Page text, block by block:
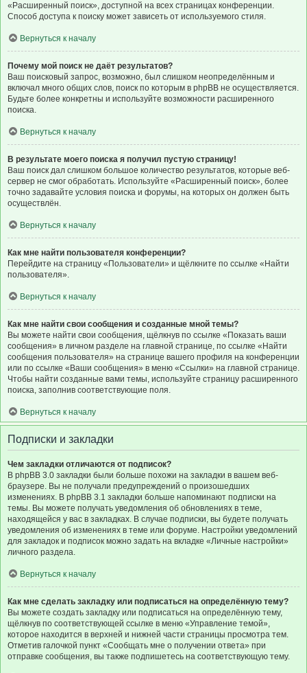
«Расширенный поиск», доступной на всех страницах конференции.
Способ доступа к поиску может зависеть от используемого стиля.
Вернуться к началу
Почему мой поиск не даёт результатов?
Ваш поисковый запрос, возможно, был слишком неопределённым и
включал много общих слов, поиск по которым в phpBB не осуществляется.
Будьте более конкретны и используйте возможности расширенного
поиска.
Вернуться к началу
В результате моего поиска я получил пустую страницу!
Ваш поиск дал слишком большое количество результатов, которые веб-
сервер не смог обработать. Используйте «Расширенный поиск», более
точно задавайте условия поиска и форумы, на которых он должен быть
осуществлён.
Вернуться к началу
Как мне найти пользователя конференции?
Перейдите на страницу «Пользователи» и щёлкните по ссылке «Найти
пользователя».
Вернуться к началу
Как мне найти свои сообщения и созданные мной темы?
Вы можете найти свои сообщения, щёлкнув по ссылке «Показать ваши
сообщения» в личном разделе на главной странице, по ссылке «Найти
сообщения пользователя» на странице вашего профиля на конференции
или по ссылке «Ваши сообщения» в меню «Ссылки» на главной странице.
Чтобы найти созданные вами темы, используйте страницу расширенного
поиска, заполнив соответствующие поля.
Вернуться к началу
Подписки и закладки
Чем закладки отличаются от подписок?
В phpBB 3.0 закладки были больше похожи на закладки в вашем веб-
браузере. Вы не получали предупреждений о произошедших
изменениях. В phpBB 3.1 закладки больше напоминают подписки на
темы. Вы можете получать уведомления об обновлениях в теме,
находящейся у вас в закладках. В случае подписки, вы будете получать
уведомления об изменениях в теме или форуме. Настройки уведомлений
для закладок и подписок можно задать на вкладке «Личные настройки»
личного раздела.
Вернуться к началу
Как мне сделать закладку или подписаться на определённую тему?
Вы можете создать закладку или подписаться на определённую тему,
щёлкнув по соответствующей ссылке в меню «Управление темой»,
которое находится в верхней и нижней части страницы просмотра тем.
Отметив галочкой пункт «Сообщать мне о получении ответа» при
отправке сообщения, вы также подпишетесь на соответствующую тему.